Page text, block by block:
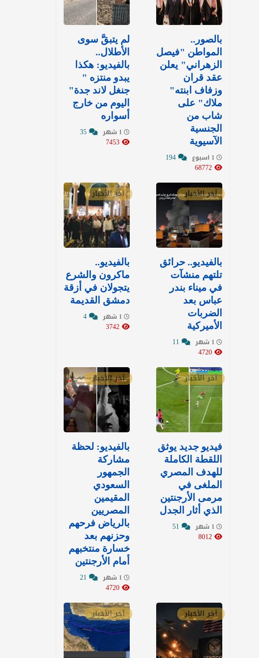
بالصور..
المواطن "فيصل
الزهراني" يعلن
عقد قران
وزفاف ابنته"
ملاك" على
شاب من
الجنسية
الآسيوية
لم يتبقَّ سوى
الأطلال..
بالفيديو: هكذا
يبدو منتزه "
جنغل لاند جدة"
اليوم من خارج
أسواره
آخر الأخبار
بالفيديو.. حرائق
تلتهم منشآت
في ميناء بندر
عباس بعد
الضربات
الأميركية
آخر الأخبار
بالفيديو..
ماكرون والشرع
يتجولان في أزقة
دمشق القديمة
آخر الأخبار
فيديو جديد يوثق
اللقطة الكاملة
للهدف المصري
الملغى في
مرمى الأرجنتين
الذي أثار الجدل
آخر الأخبار
بالفيديو: لحظة
مشاركة
الجمهور
السعودي
المقيمين
المصريين
بالرياض فرحهم
وحزنهم بعد
خسارة منتخبهم
أمام الأرجنتين
آخر الأخبار
آخر الأخبار